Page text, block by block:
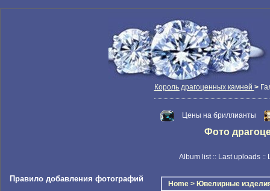
Король драгоценных камней >
Цены на бриллианты
Фото
Album list:: Last uploads ::
Правило добавления фотографий
Home > Ювелирные